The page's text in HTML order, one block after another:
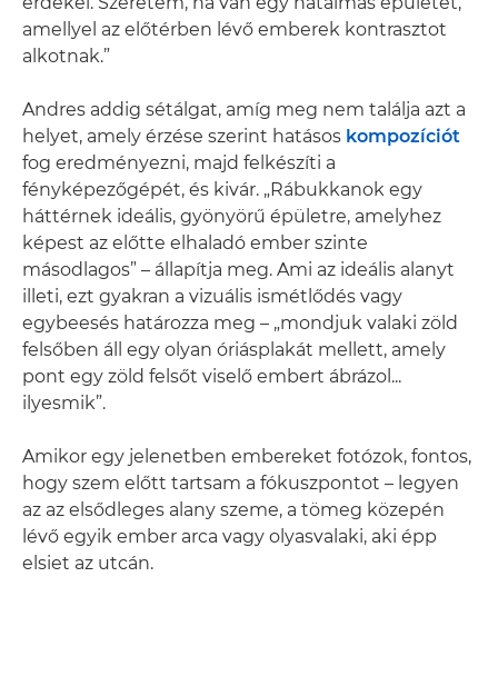
amellyel az előtérben lévő emberek kontrasztot
alkotnak.”
Andres addig sétálgat, amíg meg nem találja azt a
helyet, amely érzése szerint hatásos kompozíciót
fog eredményezni, majd felkészíti a
fényképezőgépét, és kivár. „Rábukkanok egy
háttérnek ideális, gyönyörű épületre, amelyhez
képest az előtte elhaladó ember szinte
másodlagos” – állapítja meg. Ami az ideális alanyt
illeti, ezt gyakran a vizuális ismétlődés vagy
egybeesés határozza meg – „mondjuk valaki zöld
felsőben áll egy olyan óriásplakát mellett, amely
pont egy zöld felsőt viselő embert ábrázol...
ilyesmik”.
Amikor egy jelenetben embereket fotózok, fontos,
hogy szem előtt tartsam a fókuszpontot – legyen
az az elsődleges alany szeme, a tömeg közepén
lévő egyik ember arca vagy olyasvalaki, aki épp
elsiet az utcán.